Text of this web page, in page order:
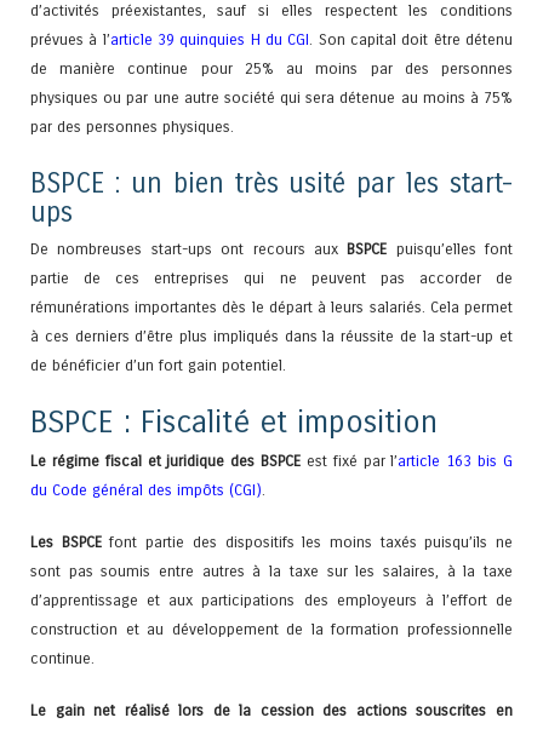
d’activités préexistantes, sauf si elles respectent les conditions
prévues à l’article 39 quinquies H du CGI. Son capital doit être détenu
de manière continue pour 25% au moins par des personnes
physiques ou par une autre société qui sera détenue au moins à 75%
par des personnes physiques.
BSPCE : un bien très usité par les start-
ups
De nombreuses start-ups ont recours aux BSPCE puisqu’elles font
partie de ces entreprises qui ne peuvent pas accorder de
rémunérations importantes dès le départ à leurs salariés. Cela permet
à ces derniers d’être plus impliqués dans la réussite de la start-up et
de bénéficier d’un fort gain potentiel.
BSPCE : Fiscalité et imposition
Le régime fiscal et juridique des BSPCE est fixé par l’article 163 bis G
du Code général des impôts (CGI).
Les BSPCEfont partie des dispositifs les moins taxés puisqu’ils ne
sont pas soumis entre autres à la taxe sur les salaires, à la taxe
d’apprentissage et aux participations des employeurs à l’effort de
construction et au développement de la formation professionnelle
continue.
Le gain net réalisé lors de la cession des actions souscrites en